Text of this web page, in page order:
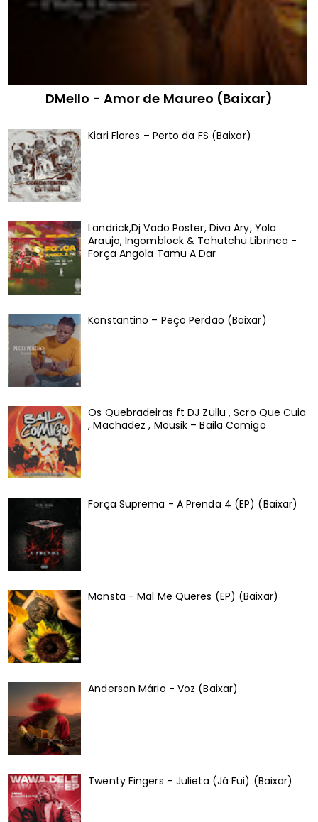
DMello - Amor de Maureo (Baixar)
Kiari Flores – Perto da FS (Baixar)
Landrick,Dj Vado Poster, Diva Ary, Yola
Araujo, Ingomblock & Tchutchu Librinca -
Força Angola Tamu A Dar
Konstantino – Peço Perdão (Baixar)
Os Quebradeiras ft DJ Zullu , Scro Que Cuia
, Machadez , Mousik – Baila Comigo
Força Suprema - A Prenda 4 (EP) (Baixar)
Monsta - Mal Me Queres (EP) (Baixar)
Anderson Mário - Voz (Baixar)
Twenty Fingers – Julieta (Já Fui) (Baixar)